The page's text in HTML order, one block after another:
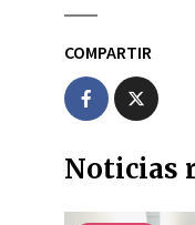
COMPARTIR
Noticias